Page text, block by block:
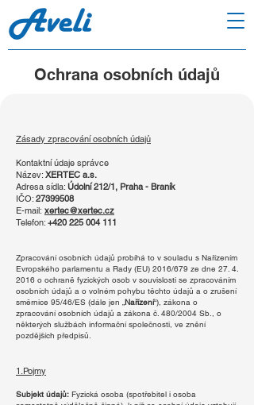
Ochrana osobních údajů
Zásady zpracování osobních údajů
Kontaktní údaje správce
Název: XERTEC a.s.
Adresa sídla: Údolní 212/1, Praha - Braník
IČO: 27399508
E-mail: xertec@xertec.cz
Telefon: +420 225 004 111
Zpracování osobních údajů probíhá to v souladu s Nařízením
Evropského parlamentu a Rady (EU) 2016/679 ze dne 27. 4.
2016 o ochraně fyzických osob v souvislosti se zpracováním
osobních údajů a o volném pohybu těchto údajů a o zrušení
směrnice 95/46/ES (dále jen „Nařízení“), zákona o
zpracování osobních údajů a zákona č. 480/2004 Sb., o
některých službách informační společnosti, ve znění
pozdějších předpisů.
1.Pojmy
Subjekt údajů: Fyzická osoba (spotřebitel i osoba